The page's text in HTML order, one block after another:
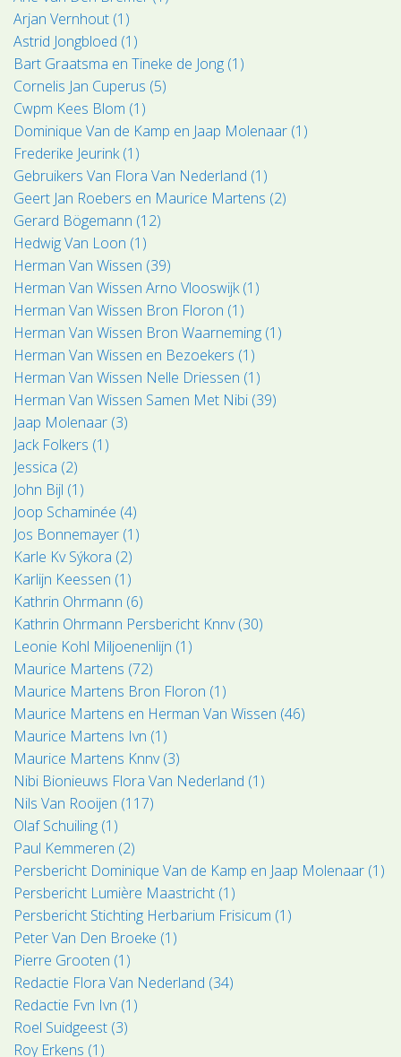
Arjan Vernhout (1)
Astrid Jongbloed (1)
Bart Graatsma en Tineke de Jong (1)
Cornelis Jan Cuperus (5)
Cwpm Kees Blom (1)
Dominique Van de Kamp en Jaap Molenaar (1)
Frederike Jeurink (1)
Gebruikers Van Flora Van Nederland (1)
Geert Jan Roebers en Maurice Martens (2)
Gerard Bögemann (12)
Hedwig Van Loon (1)
Herman Van Wissen (39)
Herman Van Wissen Arno Vlooswijk (1)
Herman Van Wissen Bron Floron (1)
Herman Van Wissen Bron Waarneming (1)
Herman Van Wissen en Bezoekers (1)
Herman Van Wissen Nelle Driessen (1)
Herman Van Wissen Samen Met Nibi (39)
Jaap Molenaar (3)
Jack Folkers (1)
Jessica (2)
John Bijl (1)
Joop Schaminée (4)
Jos Bonnemayer (1)
Karle Kv Sýkora (2)
Karlijn Keessen (1)
Kathrin Ohrmann (6)
Kathrin Ohrmann Persbericht Knnv (30)
Leonie Kohl Miljoenenlijn (1)
Maurice Martens (72)
Maurice Martens Bron Floron (1)
Maurice Martens en Herman Van Wissen (46)
Maurice Martens Ivn (1)
Maurice Martens Knnv (3)
Nibi Bionieuws Flora Van Nederland (1)
Nils Van Rooijen (117)
Olaf Schuiling (1)
Paul Kemmeren (2)
Persbericht Dominique Van de Kamp en Jaap Molenaar (1)
Persbericht Lumière Maastricht (1)
Persbericht Stichting Herbarium Frisicum (1)
Peter Van Den Broeke (1)
Pierre Grooten (1)
Redactie Flora Van Nederland (34)
Redactie Fvn Ivn (1)
Roel Suidgeest (3)
Roy Erkens (1)